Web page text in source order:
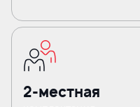
2-местная